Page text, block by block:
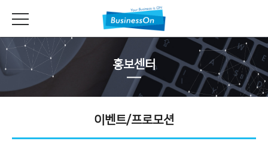
홍보센터
이벤트/프로모션